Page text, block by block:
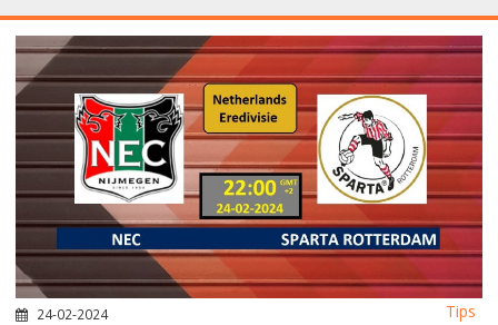
24-02-2024 Tips